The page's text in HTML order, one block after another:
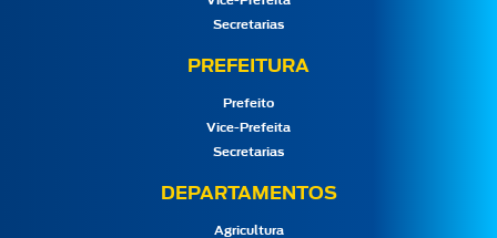
Secretarias
PREFEITURA
Prefeito
Vice-Prefeita
Secretarias
DEPARTAMENTOS
Agricultura